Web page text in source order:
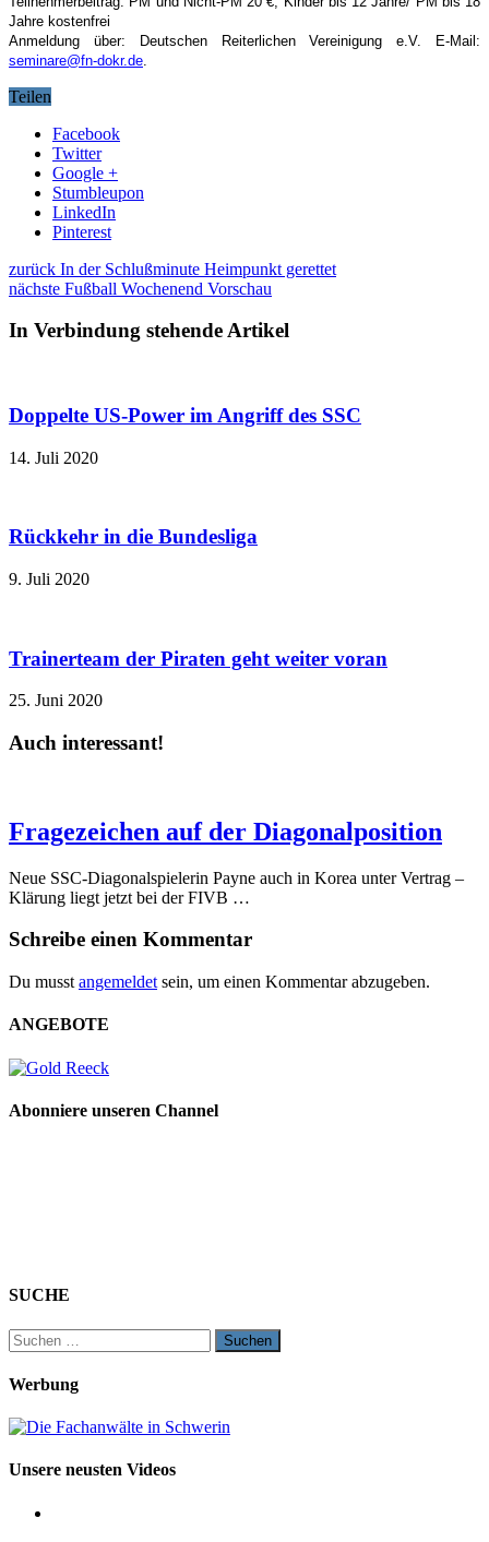
Jahre kostenfrei
Anmeldung über: Deutschen Reiterlichen Vereinigung e.V. E-Mail:
seminare@fn-dokr.de
Teilen
Facebook
Twitter
Google +
Stumbleupon
LinkedIn
Pinterest
zurück In der Schlußminute Heimpunkt gerettet
nächste Fußball Wochenend Vorschau
In Verbindung stehende Artikel
Doppelte US-Power im Angriff des SSC
14. Juli 2020
Rückkehr in die Bundesliga
9. Juli 2020
Trainerteam der Piraten geht weiter voran
25. Juni 2020
Auch interessant!
Fragezeichen auf der Diagonalposition
Neue SSC-Diagonalspielerin Payne auch in Korea unter Vertrag –
Klärung liegt jetzt bei der FIVB …
Schreibe einen Kommentar
Du musst angemeldet sein, um einen Kommentar abzugeben.
ANGEBOTE
Abonniere unseren Channel
SUCHE
Suchen
nach:
Werbung
Unsere neusten Videos